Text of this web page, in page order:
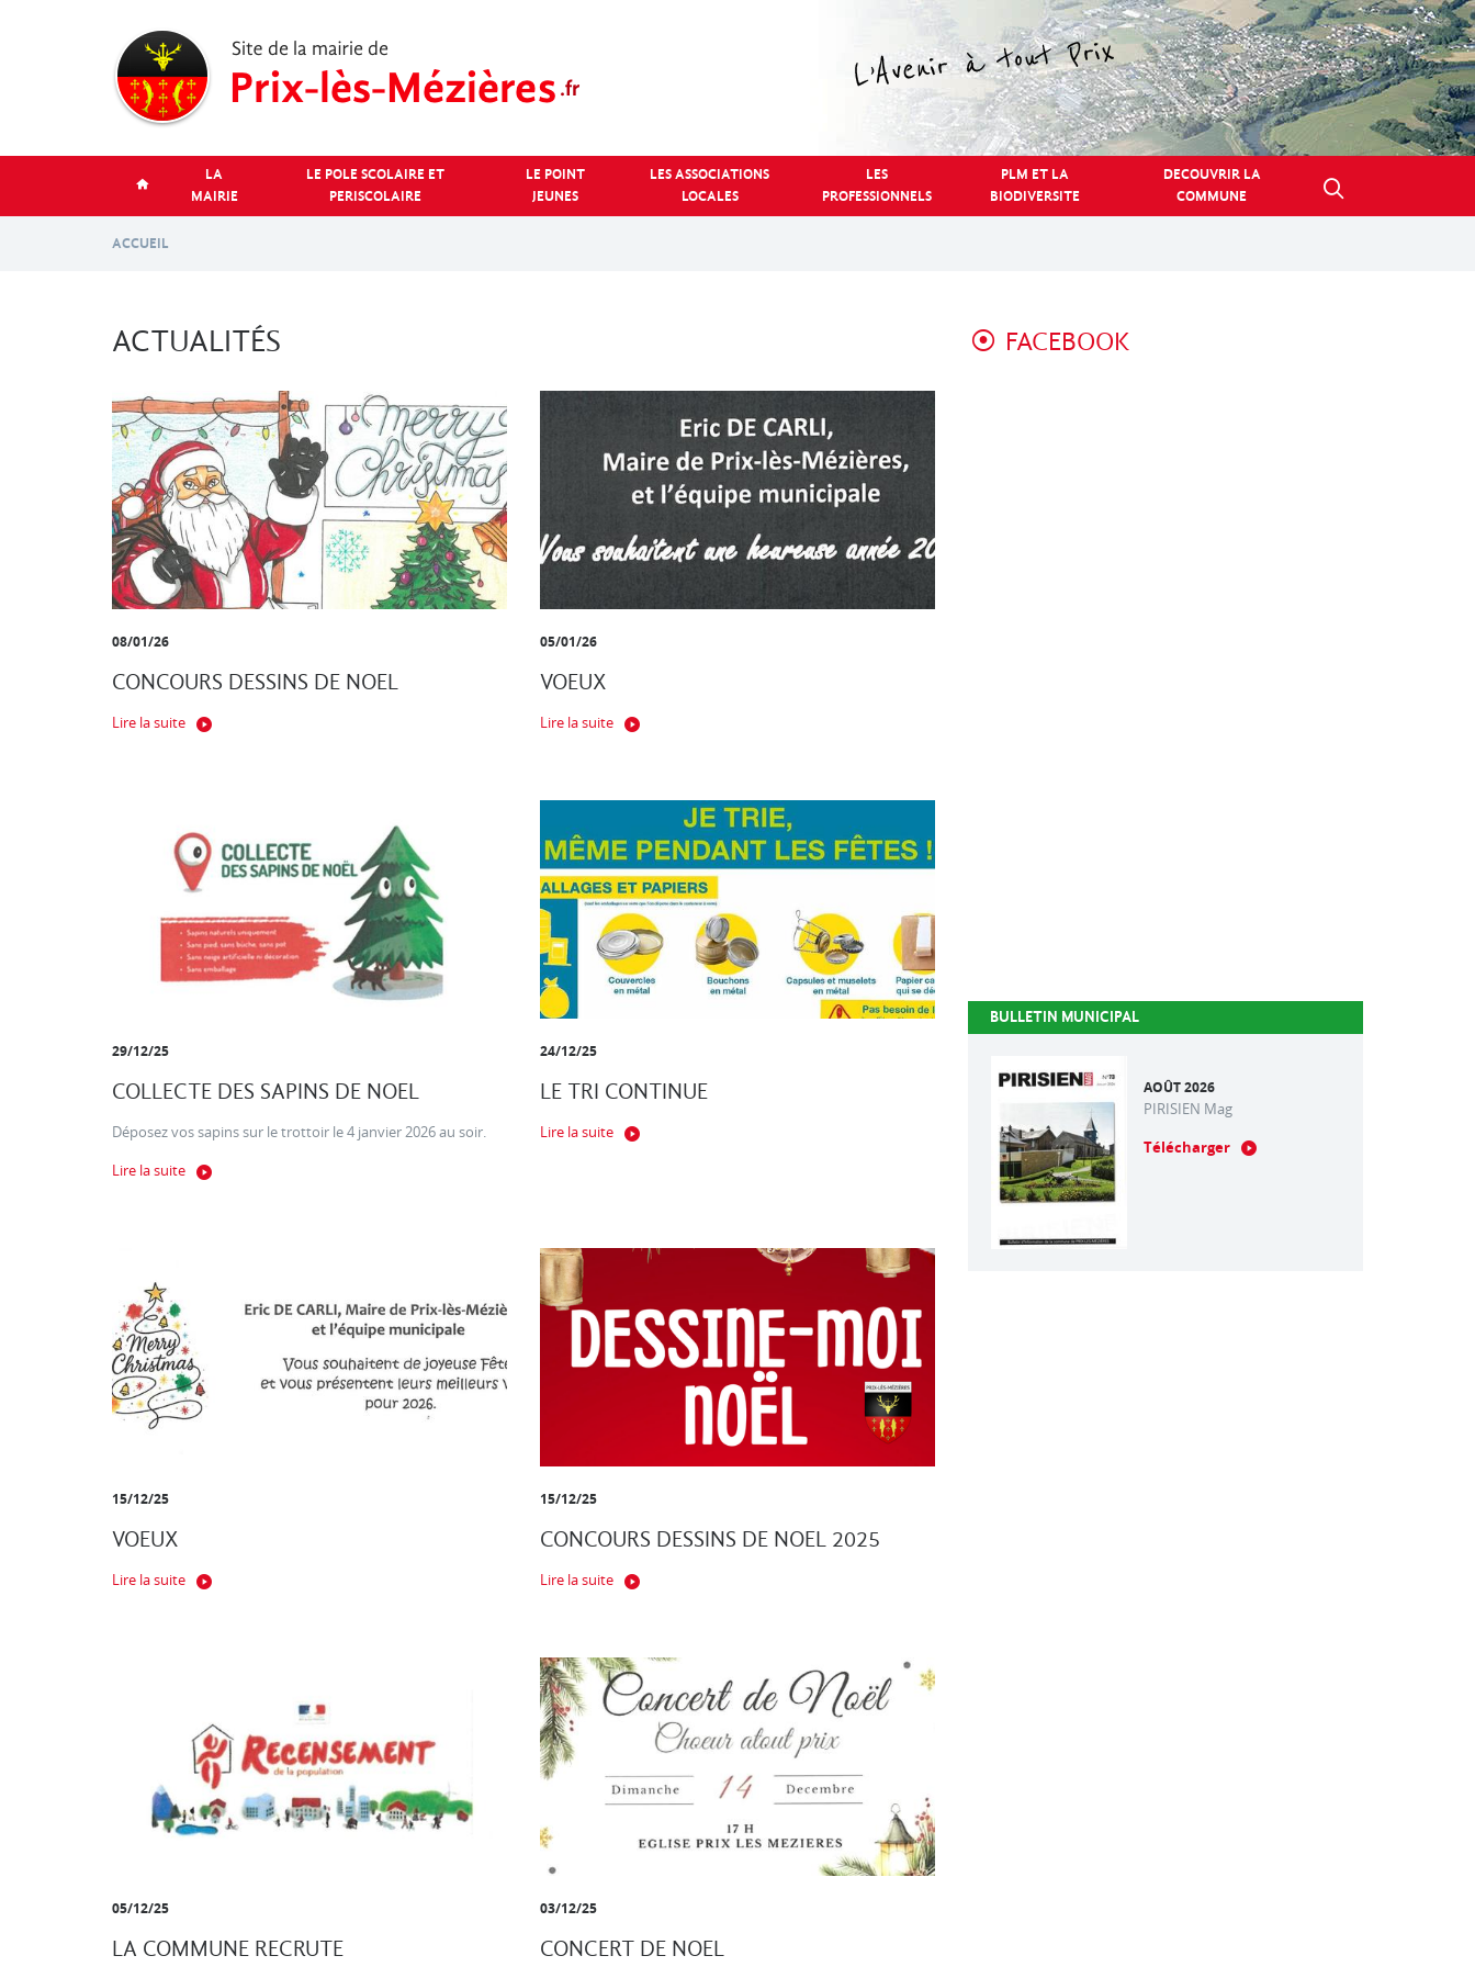
LA
MAIRIE
LE POLE SCOLAIRE ET
PERISCOLAIRE
LE POINT
JEUNES
LES ASSOCIATIONS
LOCALES
LES
PROFESSIONNELS
PLM ET LA
BIODIVERSITE
DECOUVRIR LA
COMMUNE
ACCUEIL
ACTUALITÉS
08/01/26
CONCOURS DESSINS DE NOEL
Lire la suite
05/01/26
VOEUX
Lire la suite
29/12/25
COLLECTE DES SAPINS DE NOEL
Déposez vos sapins sur le trottoir le 4 janvier 2026 au soir.
Lire la suite
24/12/25
LE TRI CONTINUE
Lire la suite
15/12/25
VOEUX
Lire la suite
15/12/25
CONCOURS DESSINS DE NOEL 2025
Lire la suite
05/12/25
LA COMMUNE RECRUTE
03/12/25
CONCERT DE NOEL
FACEBOOK
BULLETIN MUNICIPAL
AOÛT 2026
PIRISIEN Mag
Télécharger